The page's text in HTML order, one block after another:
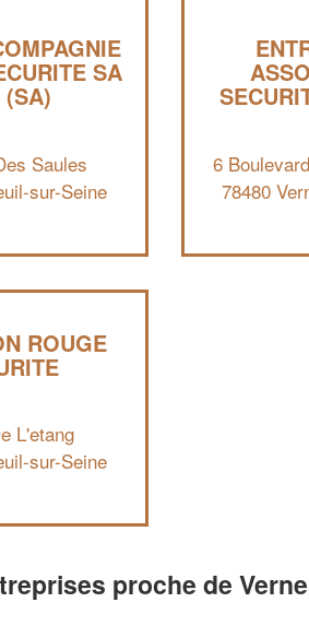
SA
(SA)
Saules
sur-Seine
6
78480
ROUGE
L'etang
sur-Seine
proche de